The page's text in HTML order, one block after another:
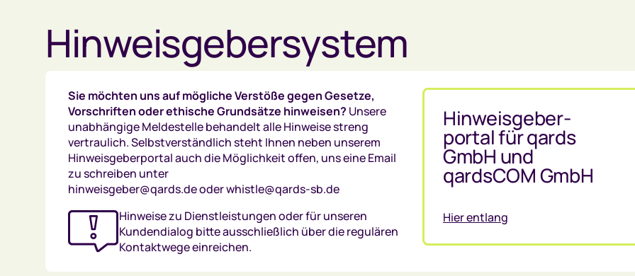
Hinweisgebersystem
Sie möchten uns auf mögliche Verstöße gegen Gesetze,
Vorschriften oder ethische Grundsätze hinweisen? Unsere
unabhängige Meldestelle behandelt alle Hinweise streng
vertraulich. Selbstverständlich steht Ihnen neben unserem
Hinweisgeberportal auch die Möglichkeit offen, uns eine Email
zu schreiben unter
hinweisgeber@qards.de oder whistle@qards-sb.de
Hinweise zu Dienstleistungen oder für unseren
Kundendialog bitte ausschließlich über die regulären
Kontaktwege einreichen.
Hinweisgeber-
portal für qards
GmbH und
qardsCOM GmbH
Hier entlang